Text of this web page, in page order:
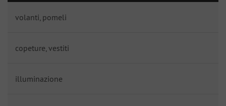
volanti, pomeli
copeture, vestiti
illuminazione